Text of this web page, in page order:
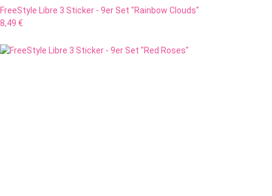
FreeStyle Libre 3 Sticker - 9er Set "Rainbow Clouds"
8,49 €